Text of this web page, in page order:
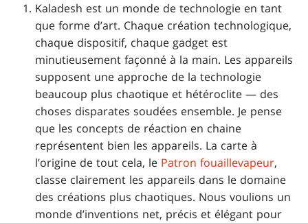
Kaladesh est un monde de technologie en tant
que forme d’art. Chaque création technologique,
chaque dispositif, chaque gadget est
minutieusement façonné à la main. Les appareils
supposent une approche de la technologie
beaucoup plus chaotique et hétéroclite — des
choses disparates soudées ensemble. Je pense
que les concepts de réaction en chaine
représentent bien les appareils. La carte à
l’origine de tout cela, le Patron fouaillevapeur,
classe clairement les appareils dans le domaine
des créations plus chaotiques. Nous voulions un
monde d’inventions net, précis et élégant pour